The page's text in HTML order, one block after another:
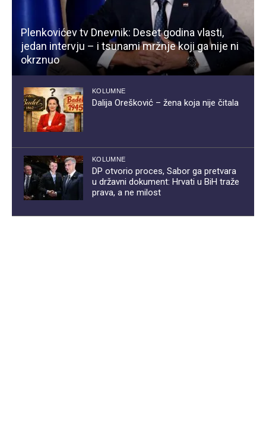
Plenkovićev tv Dnevnik: Deset godina vlasti,
jedan intervju – i tsunami mržnje koji ga nije ni
okrznuo
KOLUMNE
Dalija Orešković – žena koja nije čitala
KOLUMNE
DP otvorio proces, Sabor ga pretvara
u državni dokument: Hrvati u BiH traže
prava, a ne milost